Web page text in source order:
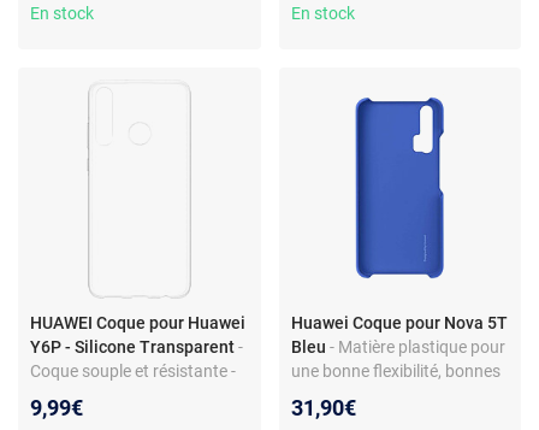
Design chic
En stock En stock
HUAWEI Coque pour Huawei
Y6P - Silicone Transparent-
Coque souple et résistante -
transparent
9,99€
Huawei Coque pour Nova 5T
Bleu - Matière plastique pour
une bonne flexibilité, bonnes
fonctionnelles.
31,90€